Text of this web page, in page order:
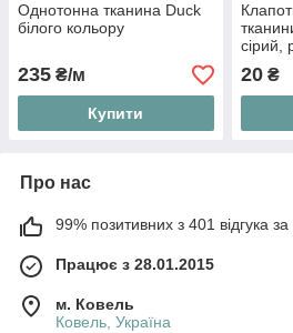
Однотонна тканина Duck
білого кольору
235 ₴/м
Купити
сірий,
20₴
Про нас
99% позитивних з 401 відгука за
Працює з 28.01.2015
м. Ковель
Ковель, Україна